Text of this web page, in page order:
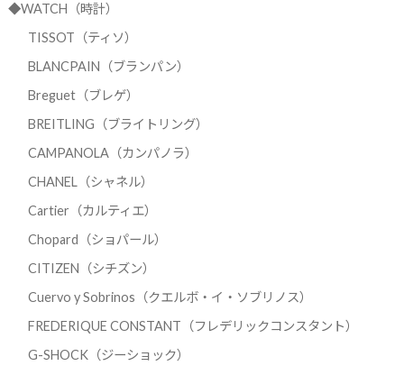
◆WATCH（時計）
TISSOT（ティソ）
BLANCPAIN（ブランパン）
Breguet（ブレゲ）
BREITLING（ブライトリング）
CAMPANOLA（カンパノラ）
CHANEL（シャネル）
Cartier（カルティエ）
Chopard（ショパール）
CITIZEN（シチズン）
Cuervo y Sobrinos（クエルボ・イ・ソブリノス）
FREDERIQUE CONSTANT（フレデリックコンスタント）
G-SHOCK（ジーショック）